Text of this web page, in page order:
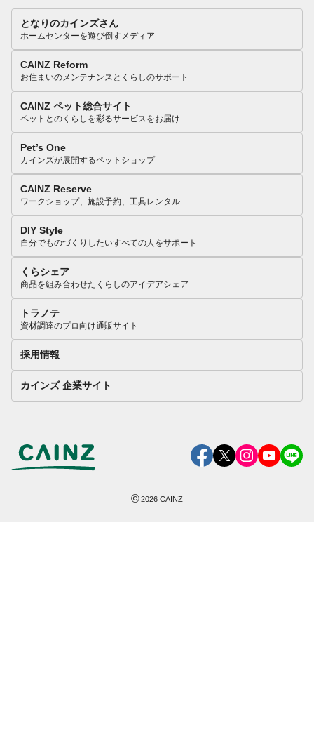
となりのカインズさん
ホームセンターを遊び倒すメディア
CAINZ Reform
お住まいのメンテナンスとくらしのサポート
CAINZ ペット総合サイト
ペットとのくらしを彩るサービスをお届け
Pet’s One
カインズが展開するペットショップ
CAINZ Reserve
ワークショップ、施設予約、工具レンタル
DIY Style
自分でものづくりしたいすべての人をサポート
くらシェア
商品を組み合わせたくらしのアイデアシェア
トラノテ
資材調達のプロ向け通販サイト
採用情報
カインズ 企業サイト
©2026 CAINZ